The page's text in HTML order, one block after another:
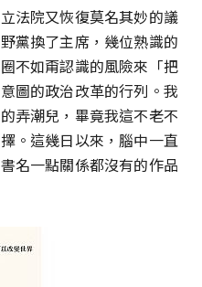
法院又恢復莫名其妙的議
黨換了主席，幾位熟識的
不如甭認識的風險來「把
圖的政治改革的行列。我
弄潮兒，畢竟我這不老不
。這幾日以來，腦中一直
名一點關係都沒有的作品